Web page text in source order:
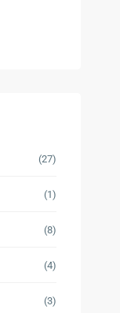
(27)
(1)
(8)
(4)
(3)